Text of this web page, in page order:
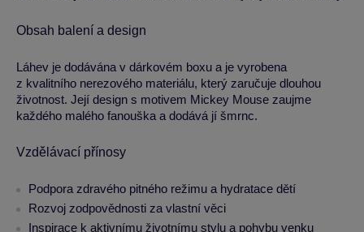
Obsah balení a design
Láhev je dodávána v dárkovém boxu a je vyrobena
z kvalitního nerezového materiálu, který zaručuje dlouhou
životnost. Její design s motivem Mickey Mouse zaujme
každého malého fanouška a dodává jí šmrnc.
Vzdělávací přínosy
Podpora zdravého pitného režimu a hydratace dětí
Rozvoj zodpovědnosti za vlastní věci
Inspirace k aktivnímu životnímu stylu a pohybu venku